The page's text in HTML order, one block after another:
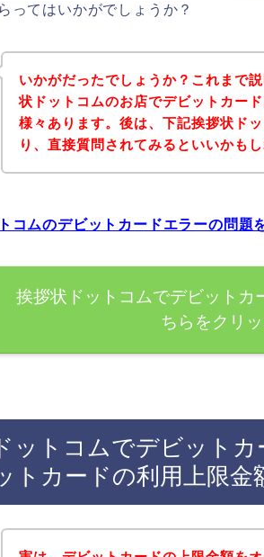
ってはいかがでしょうか？
いかがだったでしょうか？これまで
状ドットコムのお店でデビットカー
様々あります。後は、下記挨拶状ド
り、直接質問されてみるといいかもし
コムのデビットカードエラーの問題
挨拶状ドットコムでデビットカ
ちらをクリ
ットコムでデビットカ
トカードの利用上限金